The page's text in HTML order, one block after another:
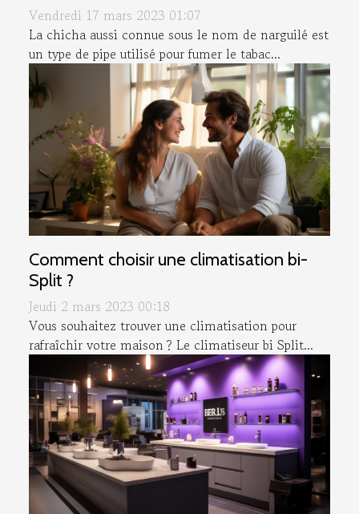
Vendredi 17 mars 2023 01:07
La chicha aussi connue sous le nom de narguilé est
un type de pipe utilisé pour fumer le tabac...
Comment choisir une climatisation bi-
Split ?
Jeudi 2 mars 2023 00:18
Vous souhaitez trouver une climatisation pour
rafraîchir votre maison ? Le climatiseur bi Split...